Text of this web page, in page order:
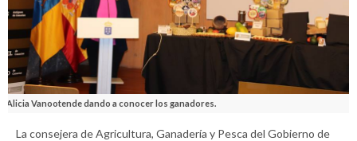
Alicia Vanootende dando a conocer los ganadores.
La consejera de Agricultura, Ganadería y Pesca del Gobierno de